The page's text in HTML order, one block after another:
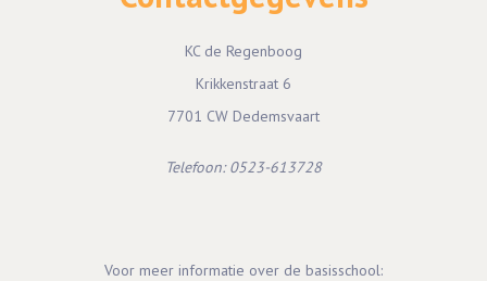
KC de Regenboog
Krikkenstraat 6
7701 CW Dedemsvaart
Telefoon: 0523-613728
Voor meer informatie over de basisschool: